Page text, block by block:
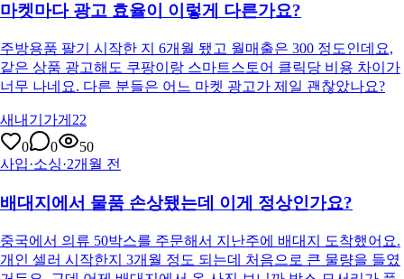
마켓마다 광고 효율이 이렇게 다른가요?
주방용품 팔기 시작한 지 6개월 됐고 월매출은 300 정도인데요,
같은 상품 광고해도 쿠팡이랑 스마트스토어 클릭당 비용 차이가
너무 나네요. 다른 분들은 어느 마켓 광고가 제일 괜찮았나요?
새내기가게22
0
0
50
사입·소싱·2개월 전
배대지에서 물품 손상됐는데 이게 정상인가요?
중국에서 의류 50박스를 주문해서 지난주에 배대지 도착했어요.
개인 셀러 시작한지 3개월 정도 되는데 처음으로 큰 물량을 들였